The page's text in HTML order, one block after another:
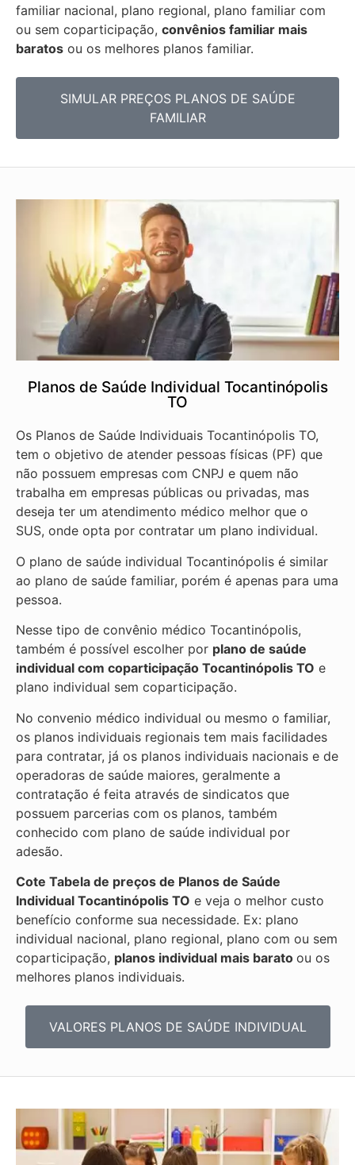
familiar nacional, plano regional, plano familiar com
ou sem coparticipação, convênios familiar mais
baratos ou os melhores planos familiar.
SIMULAR PREÇOS PLANOS DE SAÚDE
FAMILIAR
Planos de Saúde Individual Tocantinópolis
TO
Os Planos de Saúde Individuais Tocantinópolis TO,
tem o objetivo de atender pessoas físicas (PF) que
não possuem empresas com CNPJ e quem não
trabalha em empresas públicas ou privadas, mas
deseja ter um atendimento médico melhor que o
SUS, onde opta por contratar um plano individual.
O plano de saúde individual Tocantinópolis é similar
ao plano de saúde familiar, porém é apenas para uma
pessoa.
Nesse tipo de convênio médico Tocantinópolis,
também é possível escolher por plano de saúde
individual com coparticipação Tocantinópolis TO e
plano individual sem coparticipação.
No convenio médico individual ou mesmo o familiar,
os planos individuais regionais tem mais facilidades
para contratar, já os planos individuais nacionais e de
operadoras de saúde maiores, geralmente a
contratação é feita através de sindicatos que
possuem parcerias com os planos, também
conhecido com plano de saúde individual por
adesão.
Cote Tabela de preços de Planos de Saúde
Individual Tocantinópolis TO e veja o melhor custo
benefício conforme sua necessidade. Ex: plano
individual nacional, plano regional, plano com ou sem
coparticipação, planos individual mais barato ou os
melhores planos individuais.
VALORES PLANOS DE SAÚDE INDIVIDUAL